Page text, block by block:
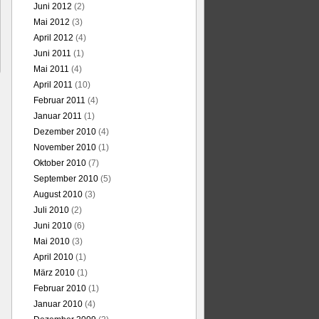
Juni 2012 (2)
Mai 2012 (3)
April 2012 (4)
Juni 2011 (1)
Mai 2011 (4)
April 2011 (10)
Februar 2011 (4)
Januar 2011 (1)
Dezember 2010 (4)
November 2010 (1)
Oktober 2010 (7)
September 2010 (5)
August 2010 (3)
Juli 2010 (2)
Juni 2010 (6)
Mai 2010 (3)
April 2010 (1)
März 2010 (1)
Februar 2010 (1)
Januar 2010 (4)